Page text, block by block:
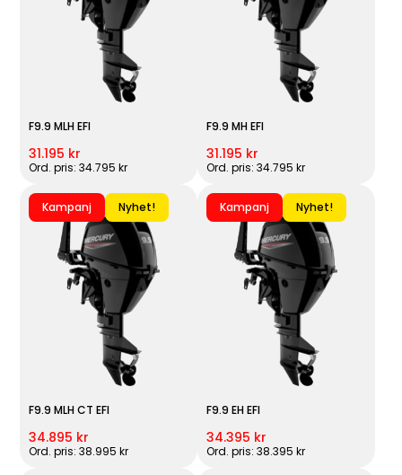
F9.9 MLH EFI
31.195 kr
Ord. pris: 34.795 kr
F9.9 MH EFI
31.195 kr
Ord. pris: 34.795 kr
Kampanj Nyhet!
F9.9 MLH CT EFI
34.895 kr
Ord. pris: 38.995 kr
Kampanj Nyhet!
F9.9 EH EFI
34.395 kr
Ord. pris: 38.395 kr